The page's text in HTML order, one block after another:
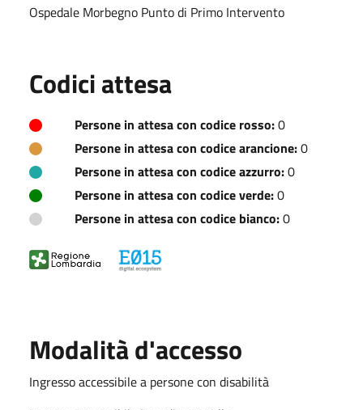
Ospedale Morbegno Punto di Primo Intervento
Codici attesa
Persone in attesa con codice rosso:0
Persone in attesa con codice arancione:0
Persone in attesa con codice azzurro:0
Persone in attesa con codice verde:0
Persone in attesa con codice bianco:0
Modalità d'accesso
Ingresso accessibile a persone con disabilità